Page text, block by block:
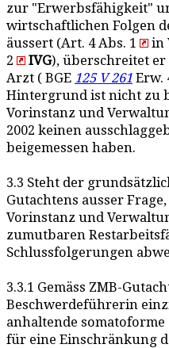
zur "Erwerbsfähigkeit"
wirtschaftlichen Folgen
äussert (Art. 4 Abs. 1
in
2
IVG), überschreitet
Arzt ( BGE 125 V 261 Erw.
Hintergrund ist nicht zu
Vorinstanz und
2002 keinen
beigemessen haben.
3.3 Steht der
Gutachtens ausser
Vorinstanz und
zumutbaren
Schlussfolgerungen
3.3.1 Gemäss ZMB-
Beschwerdeführerin
anhaltende
für eine Einschränkung